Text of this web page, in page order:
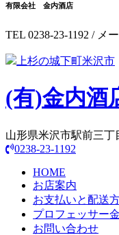
有限会社 金内酒店
TEL 0238-23-1192 / メ
上杉の城下町米沢市
(有)金内酒
山形県米沢市駅前三丁
0238-23-1192
HOME
お店案内
お支払いと配送
プロフェッサー
お問い合わせ